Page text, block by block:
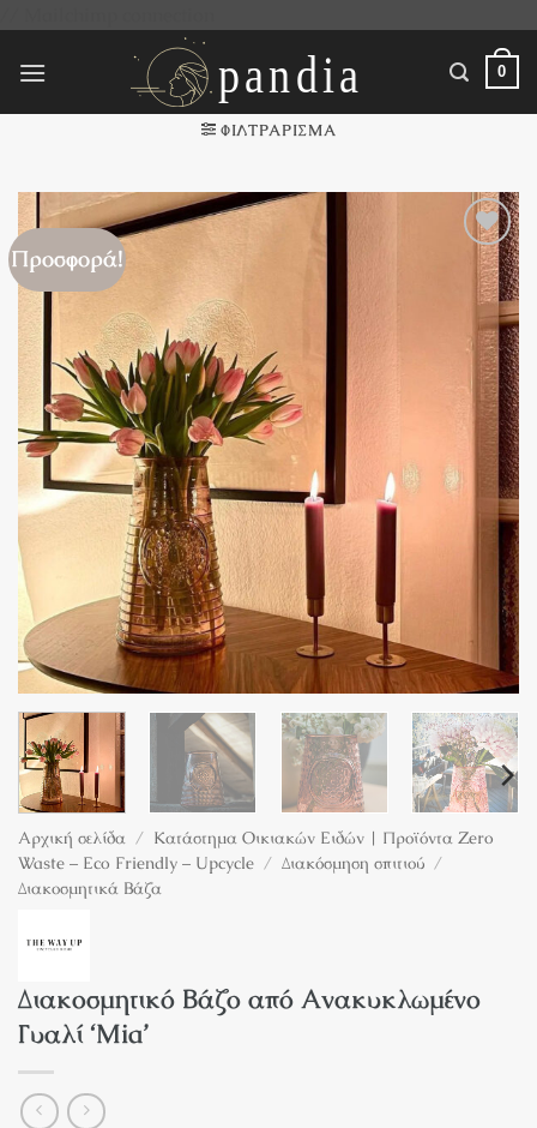
περιεχόμενο
0
ΦΙΛΤΡΆΡΙΣΜΑ
Προσφορά!
Πρόσθήκη
στην
λίστα
επιθυμιών
Αρχική σελίδα / Κατάστημα Οικιακών Ειδών | Προϊόντα Zero
Waste – Eco Friendly – Upcycle / Διακόσμηση σπιτιού /
Διακοσμητικά Bάζα
Διακοσμητικό Βάζο από Ανακυκλωμένο
Γυαλί ‘Mia’